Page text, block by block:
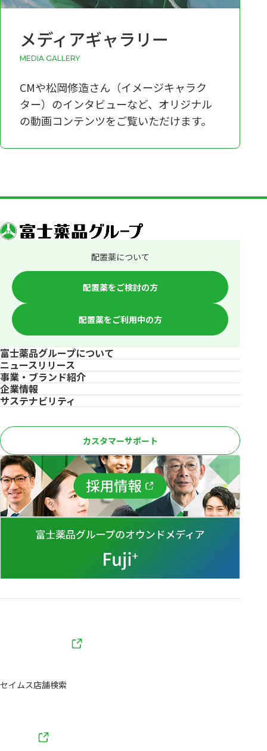
メディアギャラリー
media gallery
CMや松岡修造さん（イメージキャラク
ター）のインタビューなど、オリジナル
の動画コンテンツをご覧いただけます。
配置薬について
配置薬をご検討の方
配置薬をご利用中の方
富士薬品グループについて
ニュースリリース
事業・ブランド紹介
企業情報
サステナビリティ
カスタマーサポート
セイムス店舗検索